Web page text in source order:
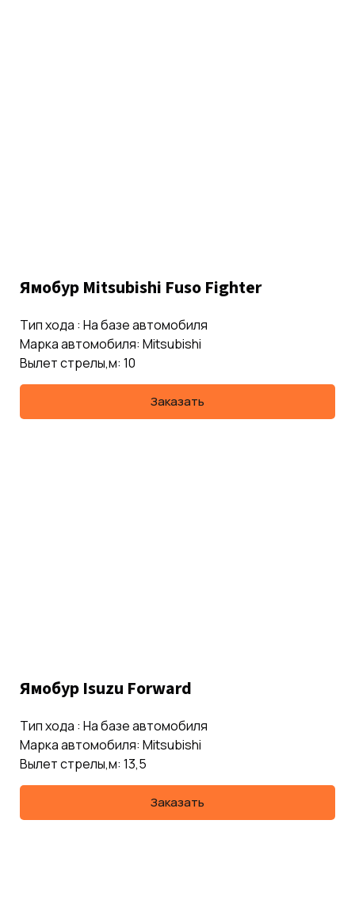
Ямобур Mitsubishi Fuso Fighter
Тип хода : На базе автомобиля
Марка автомобиля: Mitsubishi
Вылет стрелы,м: 10
Заказать
Ямобур Isuzu Forward
Тип хода : На базе автомобиля
Марка автомобиля: Mitsubishi
Вылет стрелы,м: 13,5
Заказать